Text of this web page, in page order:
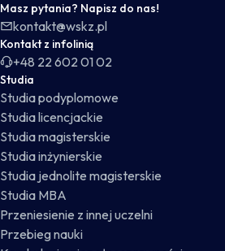
Masz pytania? Napisz do nas!
kontakt@wskz.pl
Kontakt z infolinią
+48 22 602 01 02
Studia
Studia podyplomowe
Studia licencjackie
Studia magisterskie
Studia inżynierskie
Studia jednolite magisterskie
Studia MBA
Przeniesienie z innej uczelni
Przebieg nauki